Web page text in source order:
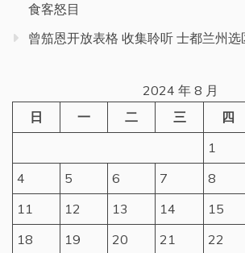
食客怒目
曾笳恩开放表格 收集聆听 士都兰州
2024 年 8 月
日
一 二 三 四
1
4
5 6 7 8
11
12 13 14 15
18
19 20 21 22